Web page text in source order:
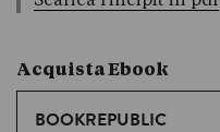
Acquista Ebook
BOOKREPUBLIC